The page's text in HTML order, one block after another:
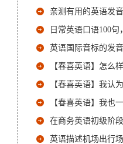
亲测有用的英语发
日常英语口语100句
英语国际音标的发
【春喜英语】怎么
【春喜英语】我认
【春喜英语】我也
在商务英语初级阶
英语描述机场出行